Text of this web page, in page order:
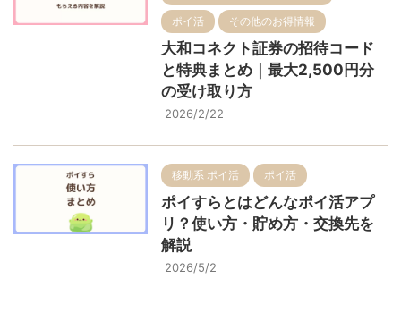
ポイ活 その他のお得情報
大和コネクト証券の招待コード
と特典まとめ｜最大2,500円分
の受け取り方
2026/2/22
移動系 ポイ活 ポイ活
ポイすらとはどんなポイ活アプ
リ？使い方・貯め方・交換先を
解説
2026/5/2